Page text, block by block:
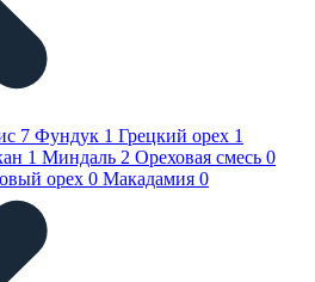
7 Фундук 1 Грецкий орех 1
1 Миндаль 2 Ореховая смесь 0
орех 0 Макадамия 0